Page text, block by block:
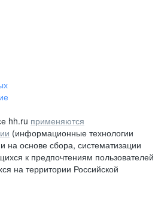
hh.ru применяются
(информационные технологии
основе сбора, систематизации
к предпочтениям пользователей
на территории Российской